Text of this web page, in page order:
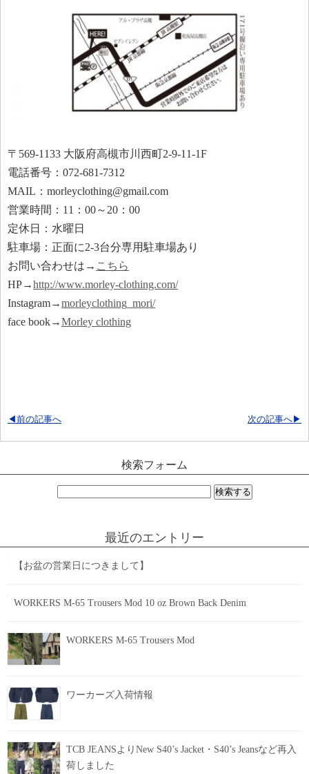
〒569-1133 大阪府高槻市川西町2-9-11-1F
電話番号：072-681-7312
MAIL：morleyclothing@gmail.com
営業時間：11：00～20：00
定休日：水曜日
駐車場：正面に2-3台分専用駐車場あり
お問い合わせは→ こちら
HP→http://www.morley-clothing.com/
Instagram→morleyclothing_mori/
face book→Morley clothing
次の記事へ▶
◀前の記事へ
検索フォーム
最近のエントリー
【お盆の営業日につきまして】
WORKERS M-65 Trousers Mod 10 oz Brown Back Denim
WORKERS M-65 Trousers Mod
ワーカーズ入荷情報
TCB JEANSよりNew S40’s Jacket・S40’s Jeansなど再入
荷しました